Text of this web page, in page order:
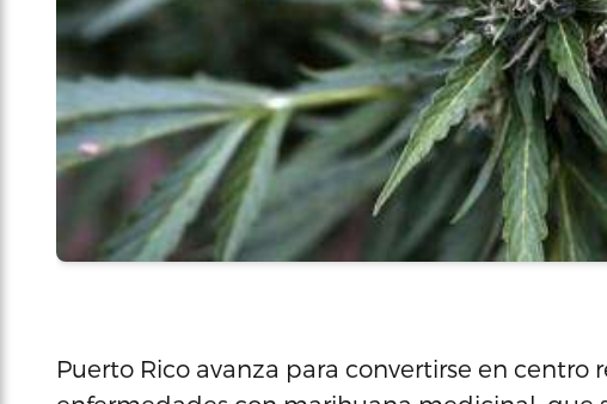
Puerto Rico avanza para convertirse en